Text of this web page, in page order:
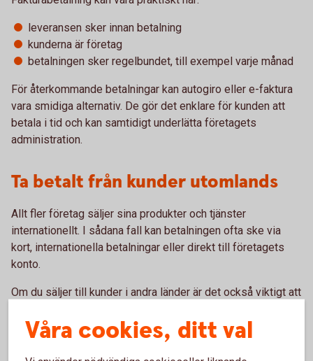
leveransen sker innan betalning
kunderna är företag
betalningen sker regelbundet, till exempel varje månad
För återkommande betalningar kan autogiro eller e-faktura
vara smidiga alternativ. De gör det enklare för kunden att
betala i tid och kan samtidigt underlätta företagets
administration.
Ta betalt från kunder utomlands
Allt fler företag säljer sina produkter och tjänster
internationellt. I sådana fall kan betalningen ofta ske via
kort, internationella betalningar eller direkt till företagets
konto.
Om du säljer till kunder i andra länder är det också viktigt att
tull. Här kan Skatteverket ge mer vägledning kring vad som
gäller i olika situationer.
Våra cookies, ditt val